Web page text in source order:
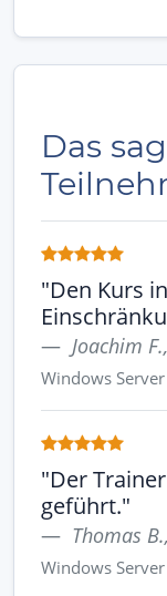
Das
"Den Kurs
Joachim
Windows
"Der
geführt."
Thomas
Windows